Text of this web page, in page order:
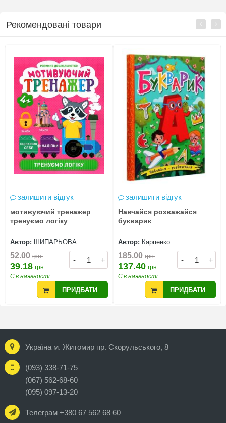
Рекомендовані товари
залишити відгук
мотивуючий тренажер
тренуємо логіку
Автор: ШИПАРЬОВА
- +
52.00 грн.
39.18 грн.
Є в наявності
ПРИДБАТИ
залишити відгук
Навчайся розважайся
букварик
Автор: Карпенко
- +
185.00 грн.
137.40 грн.
Є в наявності
ПРИДБАТИ
Україна м. Житомир пр. Скорульського, 8
(093) 338-71-75
(067) 562-68-60
(095) 097-13-20
Телеграм +380 67 562 68 60